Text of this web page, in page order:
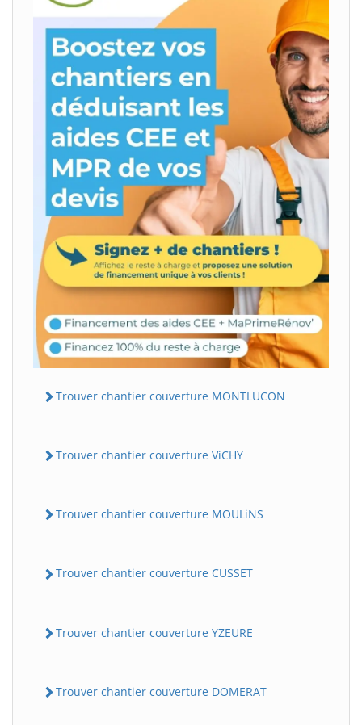
Trouver chantier couverture MONTLUCON
Trouver chantier couverture ViCHY
Trouver chantier couverture MOULiNS
Trouver chantier couverture CUSSET
Trouver chantier couverture YZEURE
Trouver chantier couverture DOMERAT